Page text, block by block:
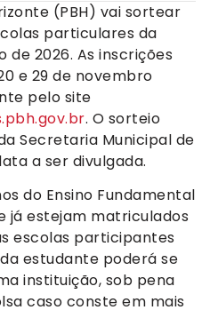
(PBH) vai sortear
particulares da
2026. As inscrições
e 29 de novembro
pelo site
. O sorteio
Secretaria Municipal de
a ser divulgada.
do Ensino Fundamental
já estejam matriculados
escolas participantes
estudante poderá se
instituição, sob pena
caso conste em mais